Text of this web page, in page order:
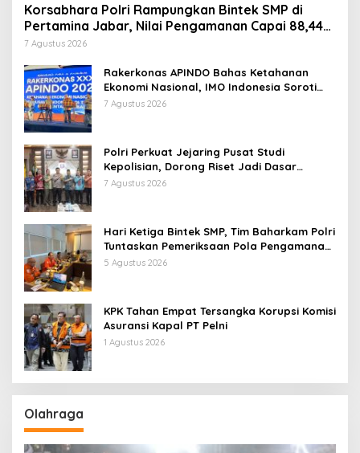
Korsabhara Polri Rampungkan Bintek SMP di
Pertamina Jabar, Nilai Pengamanan Capai 88,44
Persen
7 Agustus 2026
Rakerkonas APINDO Bahas Ketahanan
Ekonomi Nasional, IMO Indonesia Soroti
Pentingnya Kolaborasi Lintas Sektor
7 Agustus 2026
Polri Perkuat Jejaring Pusat Studi
Kepolisian, Dorong Riset Jadi Dasar
Kebijakan dan Inovasi
7 Agustus 2026
Hari Ketiga Bintek SMP, Tim Baharkam Polri
Tuntaskan Pemeriksaan Pola Pengamanan
Pertamina Patra Niaga Jabar
5 Agustus 2026
KPK Tahan Empat Tersangka Korupsi Komisi
Asuransi Kapal PT Pelni
1 Agustus 2026
Olahraga